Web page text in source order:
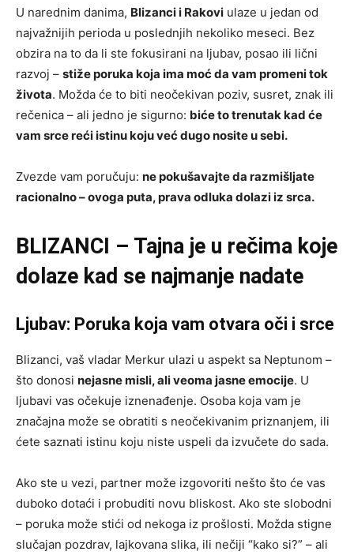
U narednim danima, Blizanci i Rakovi ulaze u jedan od
najvažnijih perioda u poslednjih nekoliko meseci. Bez
obzira na to da li ste fokusirani na ljubav, posao ili lični
razvoj – stiže poruka koja ima moć da vam promeni tok
života. Možda će to biti neočekivan poziv, susret, znak ili
rečenica – ali jedno je sigurno: biće to trenutak kad će
vam srce reći istinu koju već dugo nosite u sebi.
Zvezde vam poručuju: ne pokušavajte da razmišljate
racionalno – ovoga puta, prava odluka dolazi iz srca.
BLIZANCI – Tajna je u rečima koje
dolaze kad se najmanje nadate
Ljubav: Poruka koja vam otvara oči i srce
Blizanci, vaš vladar Merkur ulazi u aspekt sa Neptunom –
što donosi nejasne misli, ali veoma jasne emocije. U
ljubavi vas očekuje iznenađenje. Osoba koja vam je
značajna može se obratiti s neočekivanim priznanjem, ili
ćete saznati istinu koju niste uspeli da izvučete do sada.
Ako ste u vezi, partner može izgovoriti nešto što će vas
duboko dotaći i probuditi novu bliskost. Ako ste slobodni
– poruka može stići od nekoga iz prošlosti. Možda stigne
slučajan pozdrav, lajkovana slika, ili nečiji “kako si?” – ali